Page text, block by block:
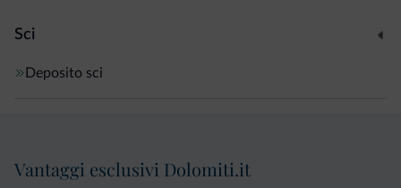
Sci
Deposito sci
Vantaggi esclusivi Dolomiti.it